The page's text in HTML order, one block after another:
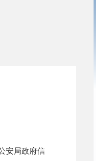
安局政府信